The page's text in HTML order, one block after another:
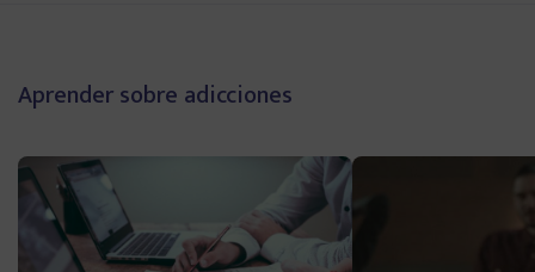
Aprender sobre adicciones